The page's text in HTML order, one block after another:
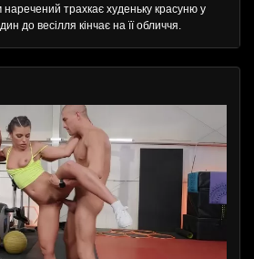
наречений трахкає худеньку красуню у
до весілля кінчає на її обличчя.